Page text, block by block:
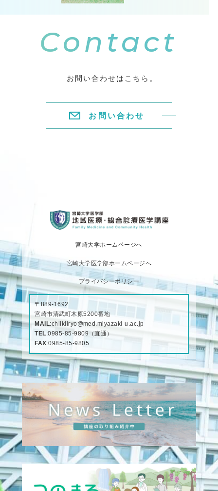
Contact
お問い合わせはこちら。
お問い合わせ
宮崎大学ホームページへ
宮崎大学医学部ホームページへ
プライバシーポリシー
〒889-1692
宮崎市清武町木原5200番地
MAIL:chiikiiryo@med.miyazaki-u.ac.jp
TEL:0985-85-9809 （直通）
FAX:0985-85-9805